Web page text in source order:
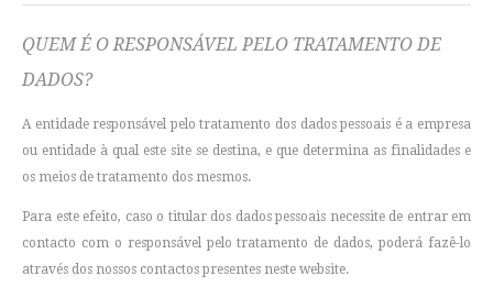
QUEM É O RESPONSÁVEL PELO TRATAMENTO DE
DADOS?
A entidade responsável pelo tratamento dos dados pessoais é a empresa
ou entidade à qual este site se destina, e que determina as finalidades e
os meios de tratamento dos mesmos.
Para este efeito, caso o titular dos dados pessoais necessite de entrar em
contacto com o responsável pelo tratamento de dados, poderá fazê-lo
através dos nossos contactos presentes neste website.